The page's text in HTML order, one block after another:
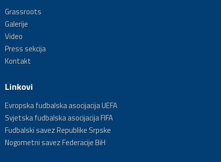
Grassroots
Galerije
Video
Press sekcija
Kontakt
Linkovi
Evropska fudbalska asocijacija UEFA
Svjetska fudbalska asocijacija FIFA
Fudbalski savez Republike Srpske
Nogometni savez Federacije BiH